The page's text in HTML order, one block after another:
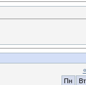
«
Пн
Вт